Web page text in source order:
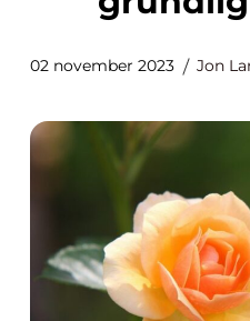
02 november 2023 Jon